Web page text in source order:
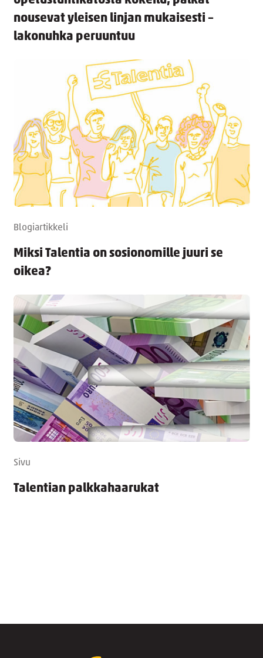
nousevat yleisen linjan mukaisesti –
lakonuhka peruuntuu
Blogiartikkeli
Miksi Talentia on sosionomille juuri se
oikea?
Sivu
Talentian palkkahaarukat